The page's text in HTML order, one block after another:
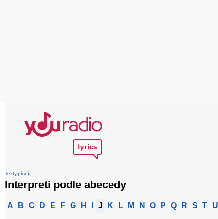
Texty písní
Interpreti podle abecedy
A B C D E F G H J K L M N O P Q R S T U